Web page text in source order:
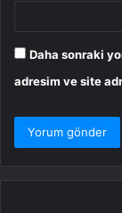
Daha sonraki
adresim ve site